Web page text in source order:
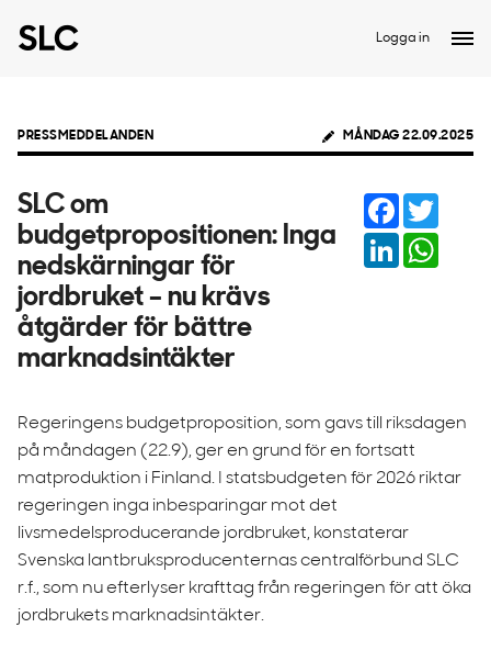
Logga in
PRESSMEDDELANDEN MÅNDAG 22.09.2025
SLC om
budgetpropositionen: Inga
nedskärningar för
jordbruket – nu krävs
åtgärder för bättre
marknadsintäkter
Facebook
LinkedIn
Regeringens budgetproposition, som gavs till riksdagen
på måndagen (22.9), ger en grund för en fortsatt
matproduktion i Finland. I statsbudgeten för 2026 riktar
regeringen inga inbesparingar mot det
livsmedelsproducerande jordbruket, konstaterar
Svenska lantbruksproducenternas centralförbund SLC
r.f., som nu efterlyser krafttag från regeringen för att öka
jordbrukets marknadsintäkter.